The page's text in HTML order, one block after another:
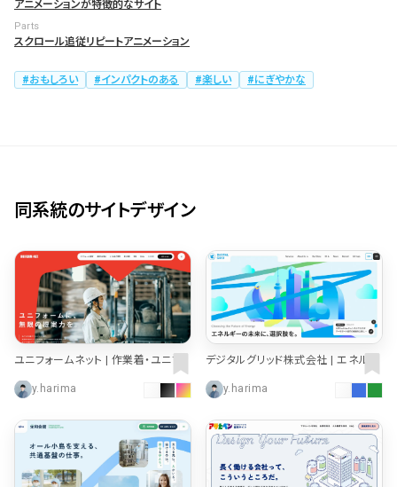
アニメーションが特徴的なサイト
Parts
スクロール追従リピートアニメーション
おもしろい インパクトのある 楽しい にぎやかな
同系統のサイトデザイン
ユニフォームネット | 作業着・ユニフォ
y.harima
デジタルグリッド株式会社 | エネルギ
y.harima